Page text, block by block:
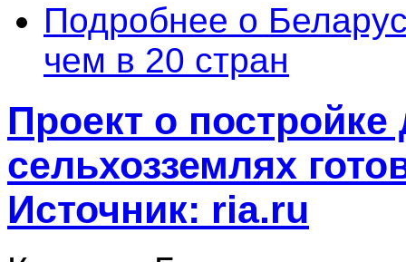
Подробнее о
чем в 20 стран
Проект о
сельхозземлях
Источник: ria.ru